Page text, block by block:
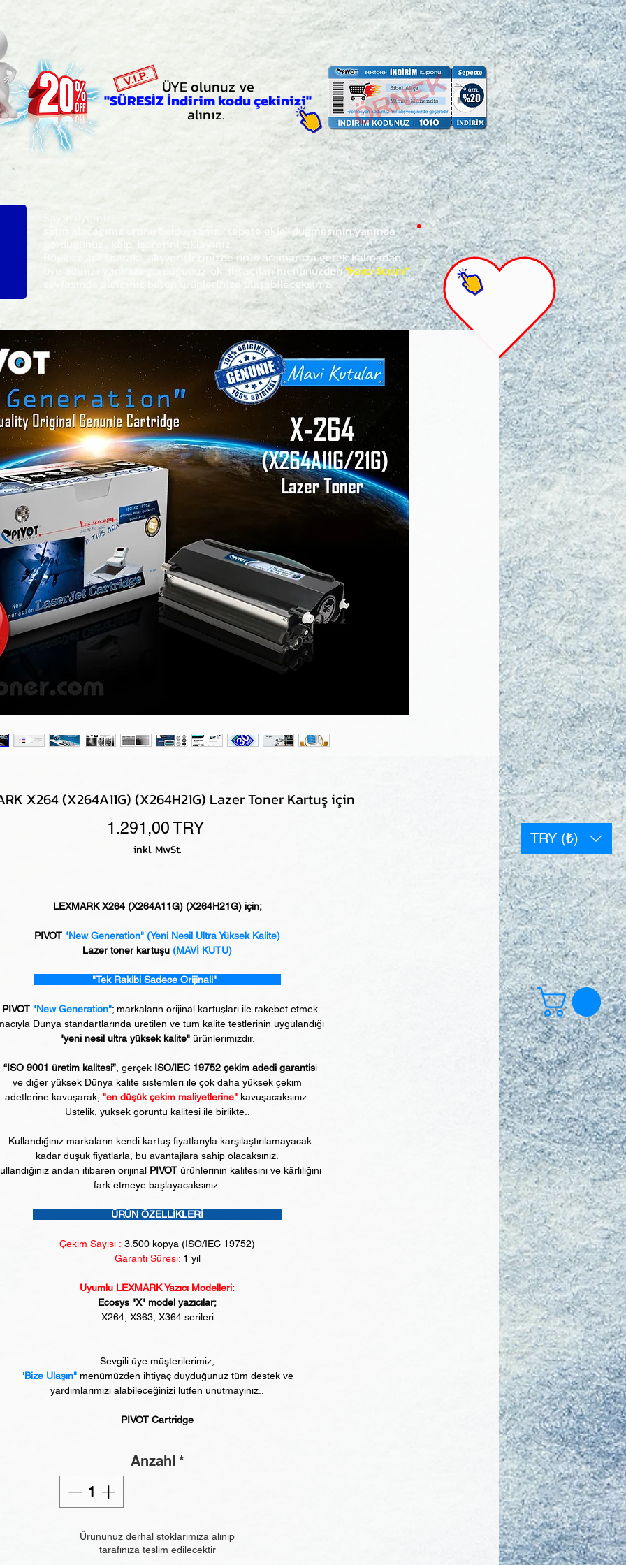
TRY (₺)
ÜYE olunuz ve
"SÜRESİZ İndirim kodu çekinizi"
alınız.
Sayın üyemiz,
satın alacağınız ürünü bulduysanız, "sepete ekle" düğmesinin yanında
gördüğünüz 'kalp' işaretini tıklayınız.
bir sonraki alışverişlerinizde ürün aramanıza gerek kalmadan,
üye adınızı yanında gördüğünüz 'ok' ile açılan menünüzden"Favorilerim"
sayfasında aldığınız bütün ürünlerinize ulaşabileceksiniz.
X264 (X264A11G) (X264H21G) Lazer Toner Kartuş için
1.291,00 TRYPreis
inkl. MwSt.
LEXMARK X264 (X264A11G) (X264H21G) için;
PIVOT "New Generation" (Yeni Nesil Ultra Yüksek Kalite)
Lazer toner kartuşu (MAVİ KUTU)
"Tek Rakibi Sadece Orijinali"
PIVOT "New Generation"; markaların orijinal kartuşları ile rakebet etmek
Dünya standartlarında üretilen ve tüm kalite testlerinin uygulandığı
"yeni nesil ultra yüksek kalite"ürünlerimizdir.
“ISO 9001 üretim kalitesi”, gerçekISO/IEC 19752 çekim adedi garantisi
ve diğer yüksek Dünya kalite sistemleri ile çok daha yüksek çekim
adetlerine kavuşarak, "en düşük çekim maliyetlerine" kavuşacaksınız.
Üstelik, yüksek görüntü kalitesi ile birlikte..
Kullandığınız markaların kendi kartuş fiyatlarıyla karşılaştırılamayacak
kadar düşük fiyatlarla, bu avantajlara sahip olacaksınız.
andan itibaren orijinal PIVOTürünlerinin kalitesini ve kârlılığını
fark etmeye başlayacaksınız.
ÜRÜN ÖZELLİKLERİ
Çekim Sayısı : 3.500 kopya (ISO/IEC 19752)
Garanti Süresi:1 yıl
Uyumlu LEXMARK Yazıcı Modelleri:
Ecosys "X" model yazıcılar;
X264, X363, X364 serileri
Sevgili üye müşterilerimiz,
"Bize Ulaşın" menümüzden ihtiyaç duyduğunuz tüm destek ve
yardımlarımızı alabileceğinizi lütfen unutmayınız..
PIVOT Cartridge
Anzahl *
Ürününüz derhal stoklarımıza alınıp
tarafınıza teslim edilecektir